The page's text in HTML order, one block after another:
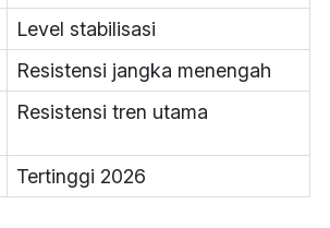
Level stabilisasi
Resistensi jangka menengah
Resistensi tren utama
Tertinggi 2026